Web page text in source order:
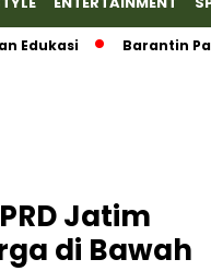
Barantin Pastikan
Jatim
di Bawah